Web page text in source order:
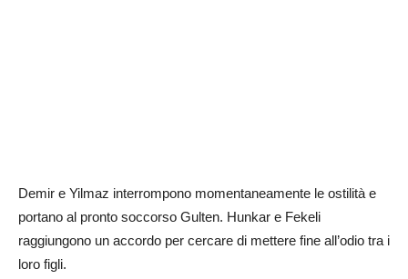
Demir e Yilmaz interrompono momentaneamente le ostilità e
portano al pronto soccorso Gulten. Hunkar e Fekeli
raggiungono un accordo per cercare di mettere fine all’odio tra i
loro figli.